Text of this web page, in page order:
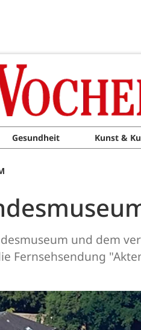
Gesundheit Kunst &
und dem
Fernsehsendung